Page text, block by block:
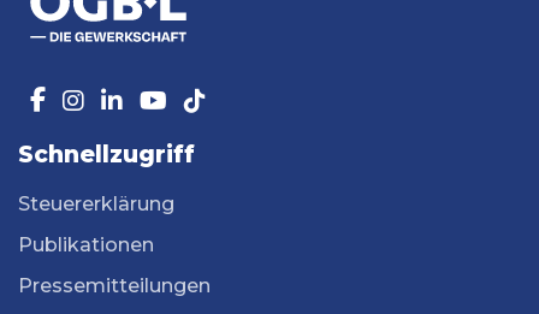
Schnellzugriff
Steuererklärung
Publikationen
Pressemitteilungen